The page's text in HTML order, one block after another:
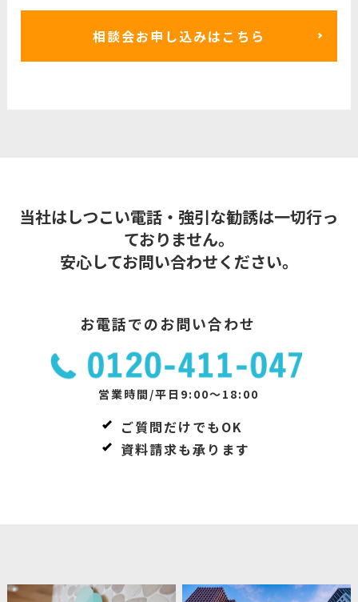
相談会お申し込みはこちら
当社はしつこい電話・強引な勧誘は一切行っ
ておりません。
安心してお問い合わせください。
お電話でのお問い合わせ
営業時間/平日9:00～18:00
ご質問だけでもOK
資料請求も承ります